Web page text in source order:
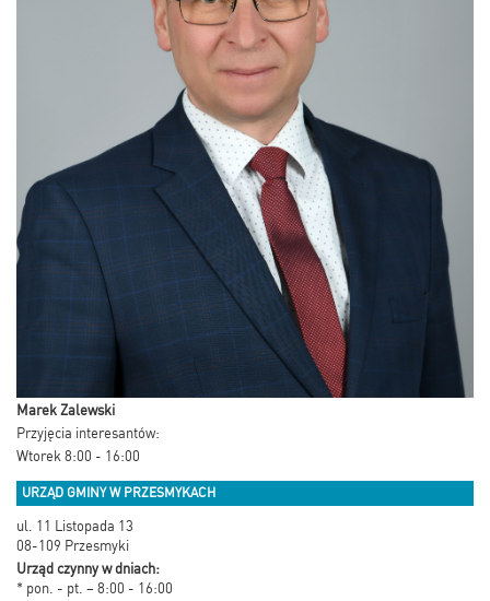
Marek Zalewski
Przyjęcia interesantów:
Wtorek 8:00 - 16:00
URZĄD GMINY W PRZESMYKACH
ul. 11 Listopada 13
08-109 Przesmyki
Urząd czynny w dniach:
* pon. - pt. – 8:00 - 16:00